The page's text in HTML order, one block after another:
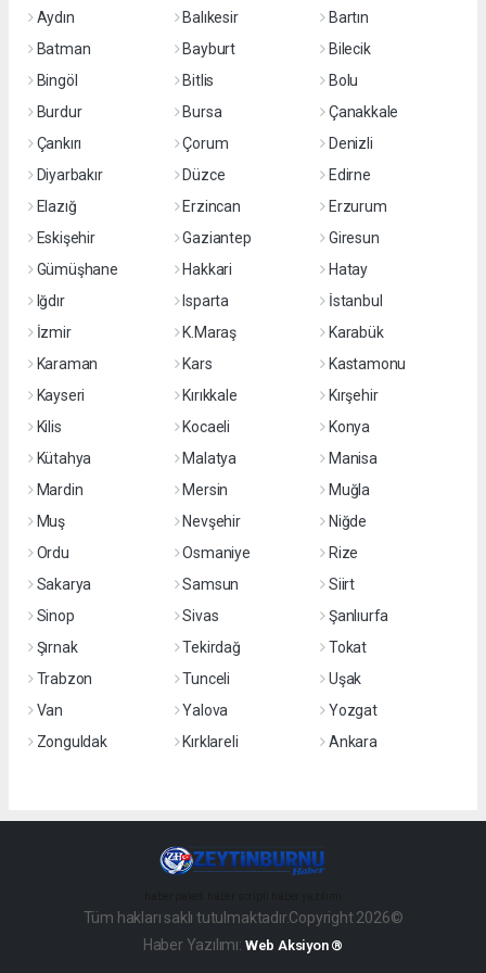
Aydın
Balıkesir
Bartın
Batman
Bayburt
Bilecik
Bingöl
Bitlis
Bolu
Burdur
Bursa
Çanakkale
Çankırı
Çorum
Denizli
Diyarbakır
Düzce
Edirne
Elazığ
Erzincan
Erzurum
Eskişehir
Gaziantep
Giresun
Gümüşhane
Hakkari
Hatay
Iğdır
Isparta
İstanbul
İzmir
K.Maraş
Karabük
Karaman
Kars
Kastamonu
Kayseri
Kırıkkale
Kırşehir
Kilis
Kocaeli
Konya
Kütahya
Malatya
Manisa
Mardin
Mersin
Muğla
Muş
Nevşehir
Niğde
Ordu
Osmaniye
Rize
Sakarya
Samsun
Siirt
Sinop
Sivas
Şanlıurfa
Şırnak
Tekirdağ
Tokat
Trabzon
Tunceli
Uşak
Van
Yalova
Yozgat
Zonguldak
Kırklareli Ankara
Tüm hakları saklı tutulmaktadır.Copyright 2026©
Haber Yazılımı: Web Aksiyon ®